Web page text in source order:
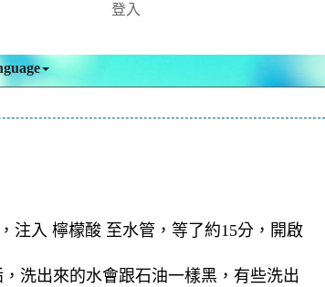
登入
注入 檸檬酸 至水管，等了約15分，開啟
洗出來的水會跟石油一樣黑，有些洗出